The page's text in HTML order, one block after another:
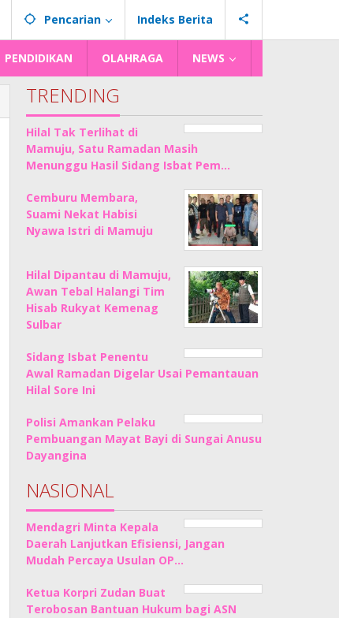
Pencarian Indeks Berita
PENDIDIKAN OLAHRAGA NEWS
TRENDING
Hilal Tak Terlihat di
Mamuju, Satu Ramadan Masih
Menunggu Hasil Sidang Isbat Pem…
Cemburu Membara,
Suami Nekat Habisi
Nyawa Istri di Mamuju
Hilal Dipantau di Mamuju,
Awan Tebal Halangi Tim
Hisab Rukyat Kemenag
Sulbar
Sidang Isbat Penentu
Awal Ramadan Digelar Usai Pemantauan
Hilal Sore Ini
Polisi Amankan Pelaku
Pembuangan Mayat Bayi di Sungai Anusu
Dayangina
NASIONAL
Mendagri Minta Kepala
Daerah Lanjutkan Efisiensi, Jangan
Mudah Percaya Usulan OP…
Ketua Korpri Zudan Buat
Terobosan Bantuan Hukum bagi ASN